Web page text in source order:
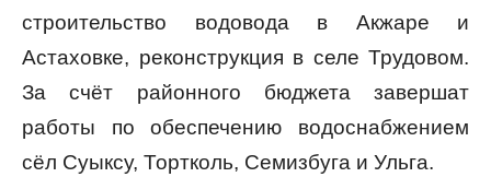
строительство водовода в Акжаре и
Астаховке, реконструкция в селе Трудовом.
За счёт районного бюджета завершат
работы по обеспечению водоснабжением
сёл Суыксу, Тортколь, Семизбуга и Ульга.